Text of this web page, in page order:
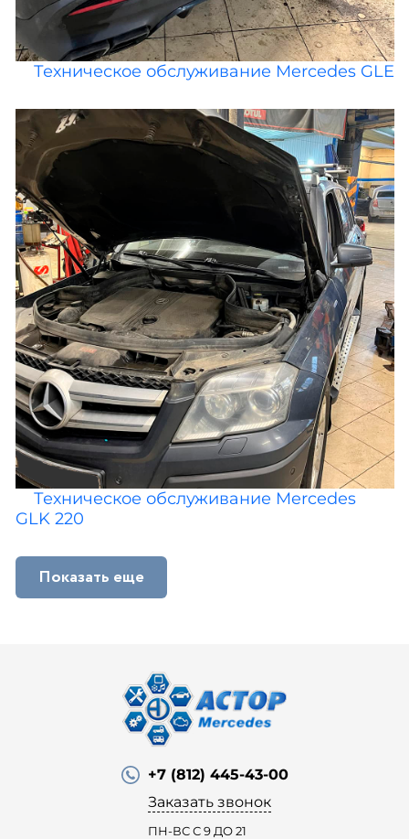
Техническое обслуживание Mercedes GLE
Техническое обслуживание Mercedes
GLK 220
Показать еще
+7 (812) 445-43-00
Заказать звонок
ПН-ВС С 9 ДО 21